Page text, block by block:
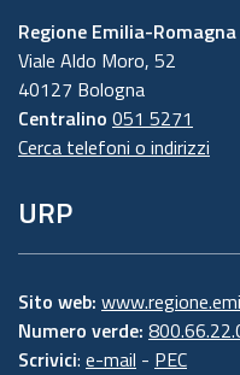
Regione Emilia-Romagna
Viale Aldo Moro, 52
40127 Bologna
Centralino 051 5271
Cerca telefoni o indirizzi
URP
Sito web:
Numero verde:
Scrivici: e-mail - PEC